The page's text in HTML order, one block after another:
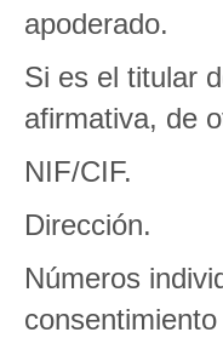
apoderado.
Si es el titular
afirmativa, de
NIF/CIF.
Dirección.
Números